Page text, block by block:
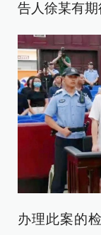
告人徐某有期
办理此案的